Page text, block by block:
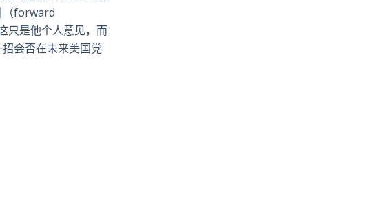
（forward
只是他个人意见，而
会否在未来美国党